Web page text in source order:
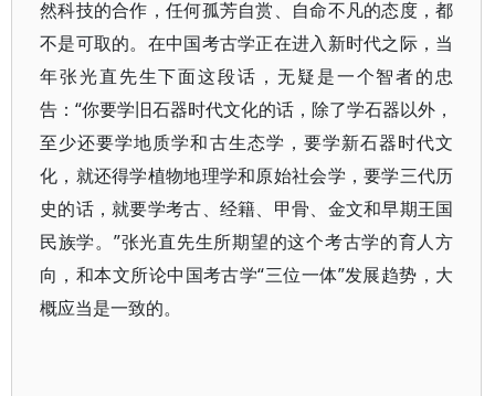
然科技的合作，任何孤芳自赏、自命不凡的态度，都
不是可取的。在中国考古学正在进入新时代之际，当
年张光直先生下面这段话，无疑是一个智者的忠
告：“你要学旧石器时代文化的话，除了学石器以外，
至少还要学地质学和古生态学，要学新石器时代文
化，就还得学植物地理学和原始社会学，要学三代历
史的话，就要学考古、经籍、甲骨、金文和早期王国
民族学。”张光直先生所期望的这个考古学的育人方
向，和本文所论中国考古学“三位一体”发展趋势，大
概应当是一致的。